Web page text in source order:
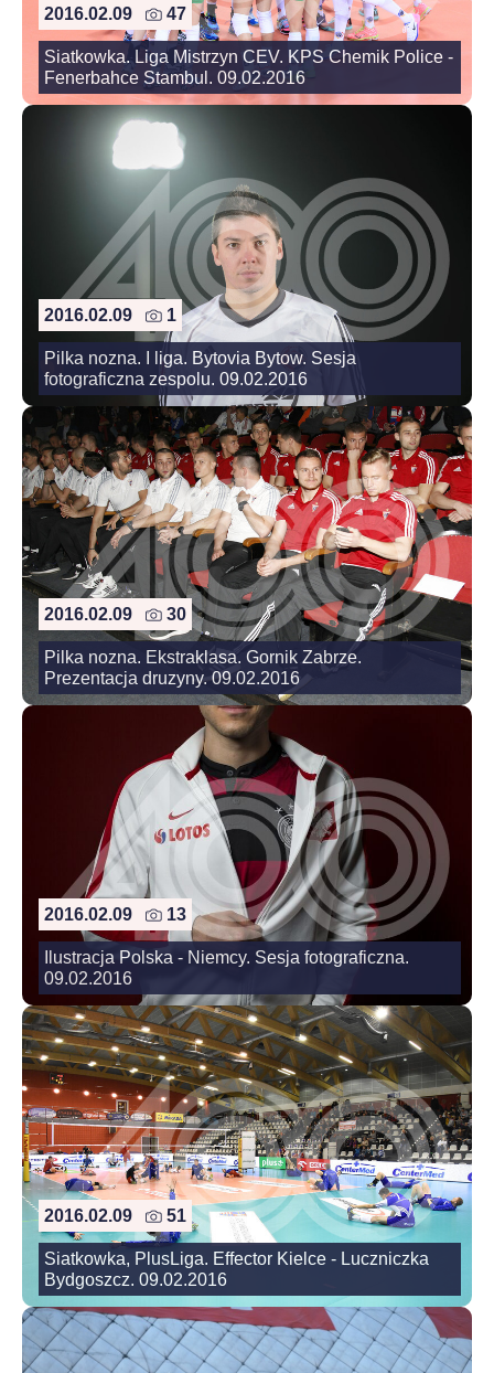
2016.02.09 47
Siatkowka. Liga Mistrzyn CEV. KPS Chemik Police -
Fenerbahce Stambul. 09.02.2016
2016.02.09 1
Pilka nozna. I liga. Bytovia Bytow. Sesja
fotograficzna zespolu. 09.02.2016
2016.02.09 30
Pilka nozna. Ekstraklasa. Gornik Zabrze.
Prezentacja druzyny. 09.02.2016
2016.02.09 13
Ilustracja Polska - Niemcy. Sesja fotograficzna.
09.02.2016
2016.02.09 51
Siatkowka, PlusLiga. Effector Kielce - Luczniczka
Bydgoszcz. 09.02.2016